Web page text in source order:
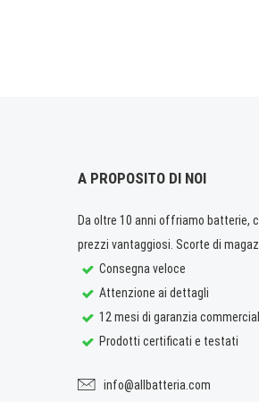
A PROPOSITO DI NOI
Da oltre 10 anni offriamo batterie,
prezzi vantaggiosi. Scorte di
Consegna veloce
Attenzione ai dettagli
12 mesi di garanzia
Prodotti certificati e testati
info@allbatteria.com